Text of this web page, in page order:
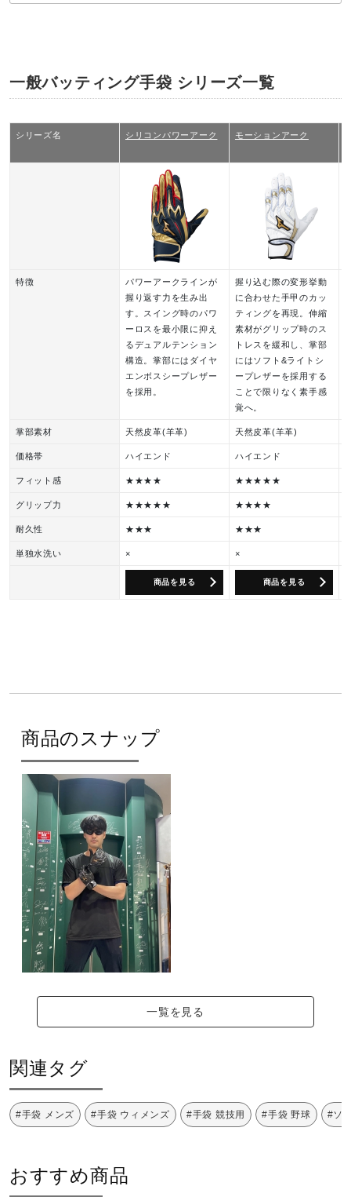
一般バッティング手袋 シリーズ一覧
シリーズ名 シリコンパワーアーク モーションアーク
特徴
パワーアークラインが
握り返す力を生み出
す。スイング時のパワ
ーロスを最小限に抑え
るデュアルテンション
構造。掌部にはダイヤ
エンボスシープレザー
を採用。
握り込む際の変形挙動
に合わせた手甲のカッ
ティングを再現。伸縮
素材がグリップ時のス
トレスを緩和し、掌部
にはソフト&ライトシ
ープレザーを採用する
ことで限りなく素手感
覚へ。
掌部素材 天然皮革(羊革) 天然皮革(羊革)
価格帯 ハイエンド ハイエンド
フィット感 ★★★★ ★★★★★
グリップ力 ★★★★★ ★★★★
耐久性 ★★★ ★★★
単独水洗い × ×
商品を見る 商品を見る
商品のスナップ
一覧を見る
関連タグ
#手袋 メンズ #手袋 ウィメンズ #手袋 競技用 #手袋 野球 #ソ
おすすめ商品